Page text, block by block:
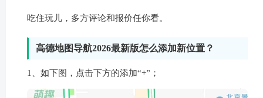
吃住玩儿，多方评论和报价任你看。
高德地图导航2026最新版怎么添加新位置？
1、如下图，点击下方的添加“+”；